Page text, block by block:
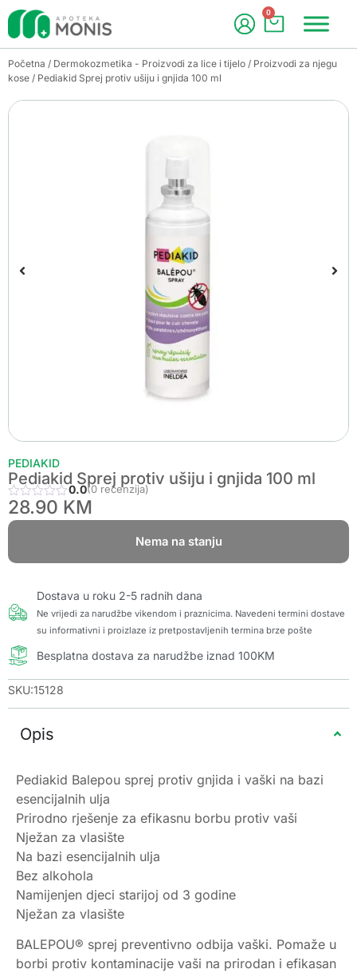
0
Početna / Dermokozmetika - Proizvodi za lice i tijelo / Proizvodi za njegu
kose / Pediakid Sprej protiv ušiju i gnjida 100 ml
PEDIAKID
Pediakid Sprej protiv ušiju i gnjida 100 ml
0.0(0 recenzija)
28.90 KM
Nema na stanju
Dostava u roku 2-5 radnih dana
Ne vrijedi za narudžbe vikendom i praznicima. Navedeni termini dostave
su informativni i proizlaze iz pretpostavljenih termina brze pošte
Besplatna dostava za narudžbe iznad 100KM
SKU:15128
Opis
Pediakid Balepou sprej protiv gnjida i vaški na bazi
esencijalnih ulja
Prirodno rješenje za efikasnu borbu protiv vaši
Nježan za vlasište
Na bazi esencijalnih ulja
Bez alkohola
Namijenjen djeci starijoj od 3 godine
Nježan za vlasište
BALEPOU® sprej preventivno odbija vaški. Pomaže u
borbi protiv kontaminacije vaši na prirodan i efikasan